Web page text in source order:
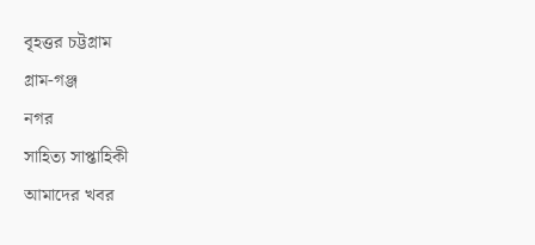
বৃহত্তর চট্টগ্রাম
গ্রাম-গঞ্জ
নগর
সাহিত্য সাপ্তাহিকী
আমাদের খবর